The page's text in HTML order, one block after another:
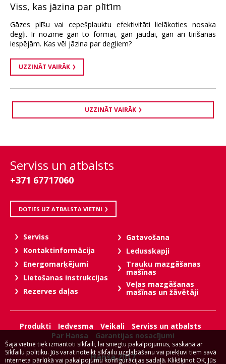
Viss, kas jāzina par plītīm
Gāzes plīšu vai cepešplauktu efektivitāti lielākoties nosaka
degļi. Ir nozīme gan to formai, gan jaudai, gan arī tīrīšanas
iespējām. Kas vēl jāzina par degļiem?
UZZINĀT VAIRĀK
UZZINĀT VAIRĀK
Serviss un atbalsts
+371 67717060
DOTIES UZ ATBALSTA VIETNI
Serviss
Kontaktinformācija
Energomarķējumi
Lietošanas instrukcijas
Rezerves daļas
Gatavošana
Ledusskapji
Trauku mazgāšanas
mašīnas
Veļas mazgāšanas
mašīnas un žāvētāji
Produkti Iedvesma Veikali
Serviss un atbalsts
Par Hansa
Garantijas nosacījumi
Hansa 2017
Šajā vietnē tiek izmantoti sīkfaili, lai sniegtu pakalpojumus, saskaņā ar
Sīkfailu politiku. Jūs varat noteikt sīkfailu uzglabāšanu vai piekļuvi tiem savā
interneta pārlūkā vai pakalpojumu konfigurācijas sadaļā. Klikšķinot OK, Jūs